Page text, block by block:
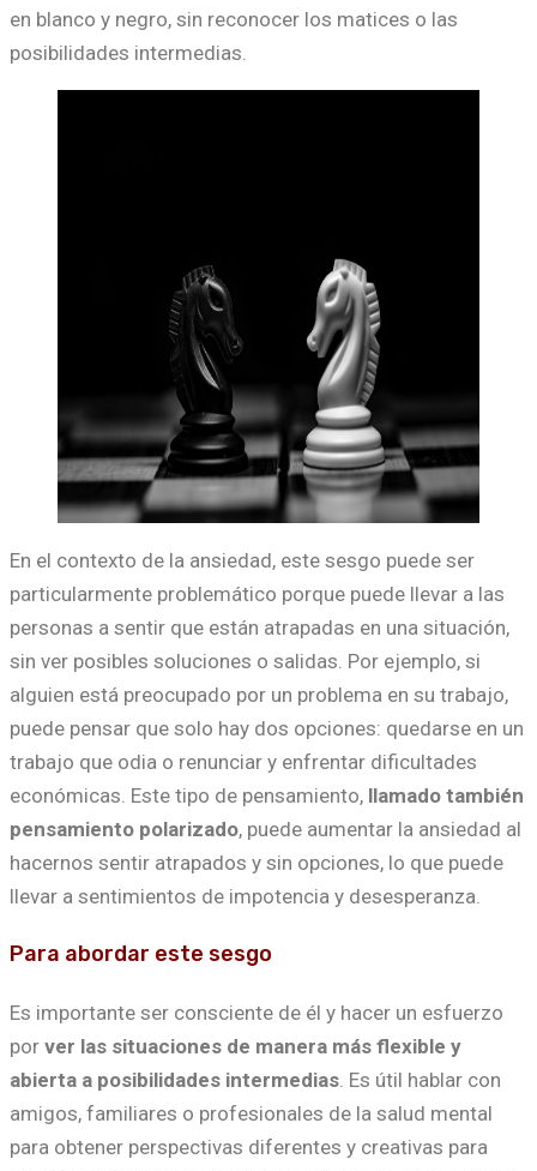
en blanco y negro, sin reconocer los matices o las
posibilidades intermedias.
En el contexto de la ansiedad, este sesgo puede ser
particularmente problemático porque puede llevar a las
personas a sentir que están atrapadas en una situación,
sin ver posibles soluciones o salidas. Por ejemplo, si
alguien está preocupado por un problema en su trabajo,
puede pensar que solo hay dos opciones: quedarse en un
trabajo que odia o renunciar y enfrentar dificultades
económicas. Este tipo de pensamiento, llamado también
pensamiento polarizado, puede aumentar la ansiedad al
hacernos sentir atrapados y sin opciones, lo que puede
llevar a sentimientos de impotencia y desesperanza.
Para abordar este sesgo
Es importante ser consciente de él y hacer un esfuerzo
por ver las situaciones de manera más flexible y
abierta a posibilidades intermedias . Es útil hablar con
amigos, familiares o profesionales de la salud mental
para obtener perspectivas diferentes y creativas para